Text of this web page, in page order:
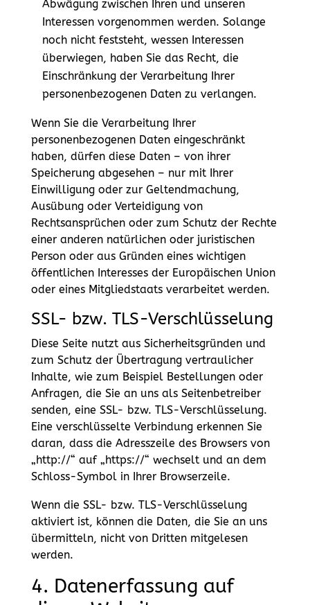
Abwägung zwischen Ihren und unseren
Interessen vorgenommen werden. Solange
noch nicht feststeht, wessen Interessen
überwiegen, haben Sie das Recht, die
Einschränkung der Verarbeitung Ihrer
personenbezogenen Daten zu verlangen.
Wenn Sie die Verarbeitung Ihrer
personenbezogenen Daten eingeschränkt
haben, dürfen diese Daten – von ihrer
Speicherung abgesehen – nur mit Ihrer
Einwilligung oder zur Geltendmachung,
Ausübung oder Verteidigung von
Rechtsansprüchen oder zum Schutz der Rechte
einer anderen natürlichen oder juristischen
Person oder aus Gründen eines wichtigen
öffentlichen Interesses der Europäischen Union
oder eines Mitgliedstaats verarbeitet werden.
SSL- bzw. TLS-Verschlüsselung
Diese Seite nutzt aus Sicherheitsgründen und
zum Schutz der Übertragung vertraulicher
Inhalte, wie zum Beispiel Bestellungen oder
Anfragen, die Sie an uns als Seitenbetreiber
senden, eine SSL- bzw. TLS-Verschlüsselung.
Eine verschlüsselte Verbindung erkennen Sie
daran, dass die Adresszeile des Browsers von
„http://“ auf „https://“ wechselt und an dem
Schloss-Symbol in Ihrer Browserzeile.
Wenn die SSL- bzw. TLS-Verschlüsselung
aktiviert ist, können die Daten, die Sie an uns
übermitteln, nicht von Dritten mitgelesen
werden.
4. Datenerfassung auf